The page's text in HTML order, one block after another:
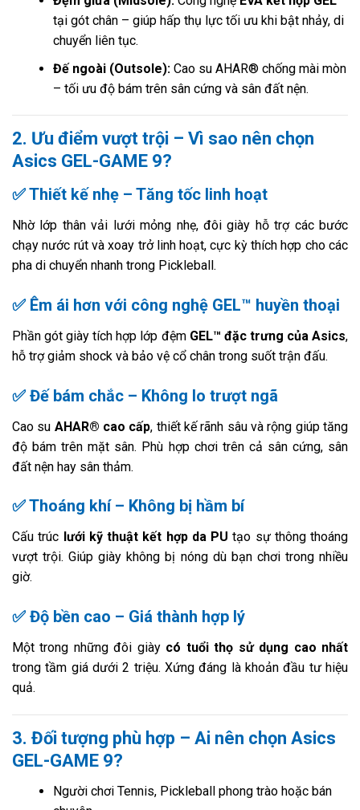
tại gót chân – giúp hấp thụ lực tối ưu khi bật nhảy, di
chuyển liên tục.
Đế ngoài (Outsole):Cao su AHAR® chống mài mòn
– tối ưu độ bám trên sân cứng và sân đất nện.
2. Ưu điểm vượt trội – Vì sao nên chọn
Asics GEL-GAME 9?
✅ Thiết kế nhẹ – Tăng tốc linh hoạt
Nhờ lớp thân vải lưới mỏng nhẹ, đôi giày hỗ trợ các bước
chạy nước rút và xoay trở linh hoạt, cực kỳ thích hợp cho các
pha di chuyển nhanh trong Pickleball.
✅ Êm ái hơn với công nghệ GEL™ huyền thoại
Phần gót giày tích hợp lớp đệm GEL™ đặc trưng của Asics,
hỗ trợ giảm shock và bảo vệ cổ chân trong suốt trận đấu.
✅ Đế bám chắc – Không lo trượt ngã
Cao su AHAR® cao cấp, thiết kế rãnh sâu và rộng giúp tăng
độ bám trên mặt sân. Phù hợp chơi trên cả sân cứng, sân
đất nện hay sân thảm.
✅ Thoáng khí – Không bị hầm bí
Cấu trúc lưới kỹ thuật kết hợp da PU tạo sự thông thoáng
vượt trội. Giúp giày không bị nóng dù bạn chơi trong nhiều
giờ.
✅ Độ bền cao – Giá thành hợp lý
Một trong những đôi giày có tuổi thọ sử dụng cao nhất
trong tầm giá dưới 2 triệu. Xứng đáng là khoản đầu tư hiệu
quả.
3. Đối tượng phù hợp – Ai nên chọn Asics
GEL-GAME 9?
Người chơi Tennis, Pickleball phong trào hoặc bán